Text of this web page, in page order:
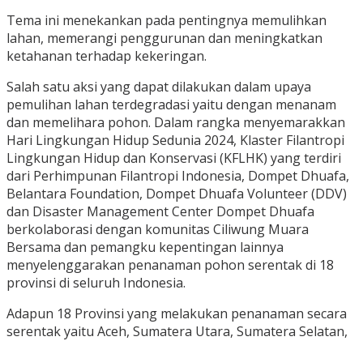
Tema ini menekankan pada pentingnya memulihkan
lahan, memerangi penggurunan dan meningkatkan
ketahanan terhadap kekeringan.
Salah satu aksi yang dapat dilakukan dalam upaya
pemulihan lahan terdegradasi yaitu dengan menanam
dan memelihara pohon. Dalam rangka menyemarakkan
Hari Lingkungan Hidup Sedunia 2024, Klaster Filantropi
Lingkungan Hidup dan Konservasi (KFLHK) yang terdiri
dari Perhimpunan Filantropi Indonesia, Dompet Dhuafa,
Belantara Foundation, Dompet Dhuafa Volunteer (DDV)
dan Disaster Management Center Dompet Dhuafa
berkolaborasi dengan komunitas Ciliwung Muara
Bersama dan pemangku kepentingan lainnya
menyelenggarakan penanaman pohon serentak di 18
provinsi di seluruh Indonesia.
Adapun 18 Provinsi yang melakukan penanaman secara
serentak yaitu Aceh, Sumatera Utara, Sumatera Selatan,